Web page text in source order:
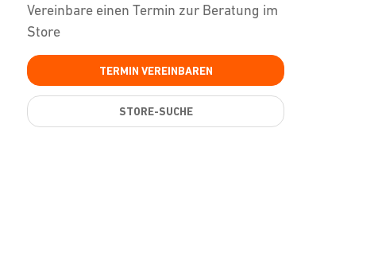
Vereinbare einen Termin zur Beratung im
Store
TERMIN VEREINBAREN
STORE-SUCHE